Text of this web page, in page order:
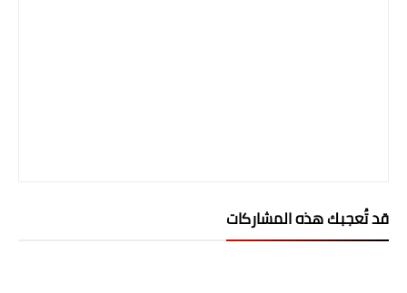
قد تُعجبك هذه المشاركات